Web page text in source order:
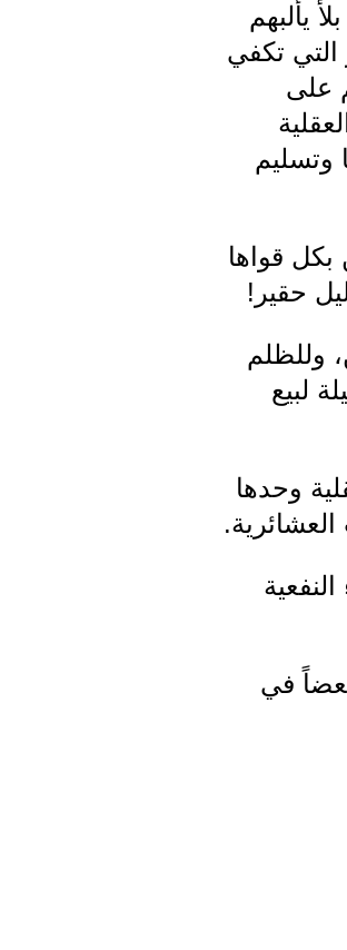
يألبهم
تكفي
على
وتسليم
قواها
حقير!
وللظلم
لبيع
وحدها
في